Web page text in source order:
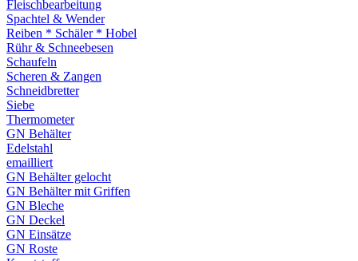
Fleischbearbeitung
Spachtel & Wender
Reiben * Schäler * Hobel
Rühr & Schneebesen
Schaufeln
Scheren & Zangen
Schneidbretter
Siebe
Thermometer
GN Behälter
Edelstahl
emailliert
GN Behälter gelocht
GN Behälter mit Griffen
GN Bleche
GN Deckel
GN Einsätze
GN Roste